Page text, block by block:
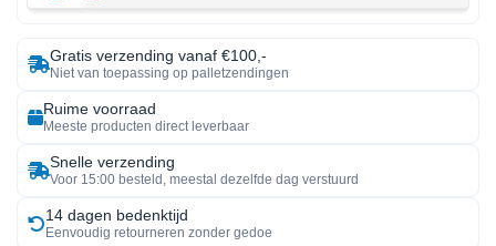
Gratis verzending vanaf €100,-
Niet van toepassing op palletzendingen
Ruime voorraad
Meeste producten direct leverbaar
Snelle verzending
Voor 15:00 besteld, meestal dezelfde dag verstuurd
14 dagen bedenktijd
Eenvoudig retourneren zonder gedoe